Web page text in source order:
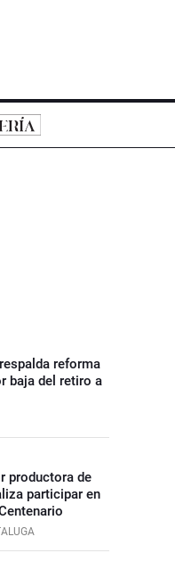
reforma
baja del retiro a
productora de
participar en